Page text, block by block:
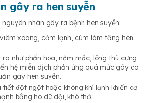
gây ra hen suyễn
nhân gây ra bệnh hen suyễn:
xoang, cảm lạnh, cúm làm tăng hen
ra như phấn hoa, nấm mốc, lông thú cưng
hệ miễn dịch phản ứng quá mức gây co
gây hen suyễn.
tiết đột ngột hoặc không khí lạnh khiến cơ
bằng ho dữ dội, khó thở.